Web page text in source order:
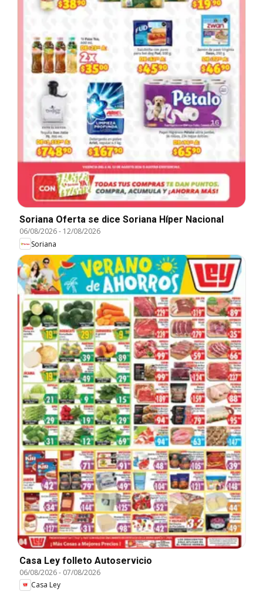
Soriana Oferta se dice Soriana Híper Nacional
06/08/2026- 12/08/2026
Soriana
Casa Ley folleto Autoservicio
06/08/2026- 07/08/2026
Casa Ley